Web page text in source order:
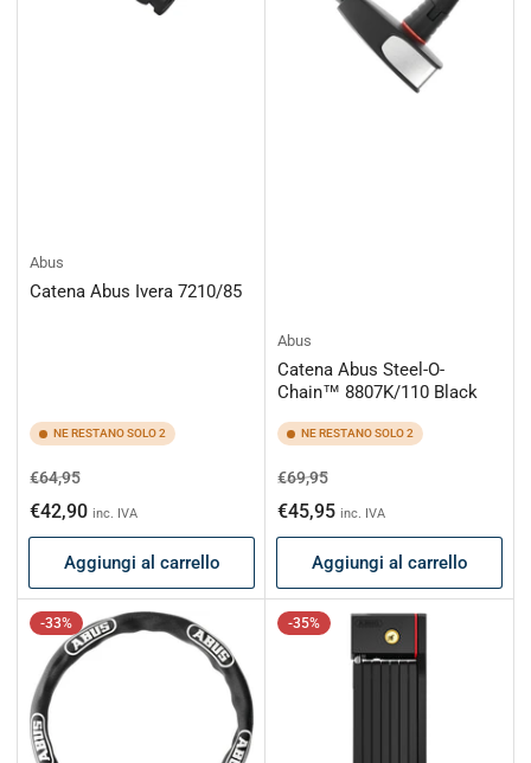
Abus
Catena Abus Ivera 7210/85
NE RESTANO SOLO 2
Prezzo
di
listino
€64,95Prezzo
scontato
€42,90 inc. IVA
Aggiungi al carrello
Abus
Catena Abus Steel-O-
Chain™ 8807K/110 Black
NE RESTANO SOLO 2
Prezzo
di
listino
€69,95Prezzo
scontato
€45,95 inc. IVA
Aggiungi al carrello
-33% -35%